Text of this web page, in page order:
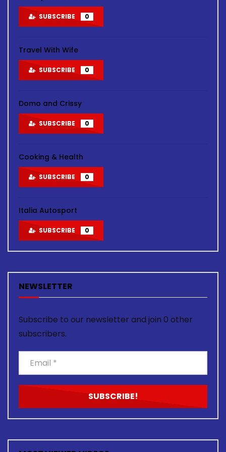
SUBSCRIBE 0
Travel With Wife
SUBSCRIBE 0
Domo and Crissy
SUBSCRIBE 0
Cooking & Health
SUBSCRIBE 0
Italia Autosport
SUBSCRIBE 0
NEWSLETTER
Subscribe to our newsletter and join 0 other
subscribers.